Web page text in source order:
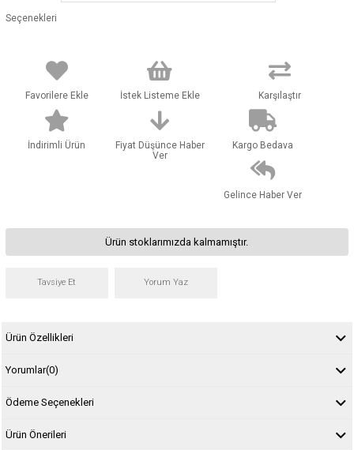
Seçenekleri
Favorilere Ekle İstek Listeme Ekle Karşılaştır
İndirimli Ürün
Fiyat Düşünce Haber
Ver
Kargo Bedava
Gelince Haber Ver
Ürün stoklarımızda kalmamıştır.
Tavsiye Et Yorum Yaz
Ürün Özellikleri
Yorumlar(0)
Ödeme Seçenekleri
Ürün Önerileri